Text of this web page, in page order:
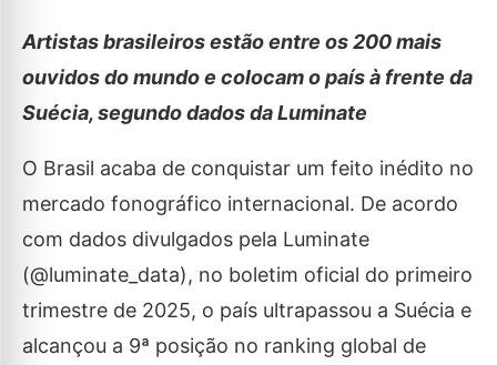
Artistas brasileiros estão entre os 200 mais
ouvidos do mundo e colocam o país à frente da
Suécia, segundo dados da Luminate
O Brasil acaba de conquistar um feito inédito no
mercado fonográfico internacional. De acordo
com dados divulgados pela Luminate
(@luminate_data), no boletim oficial do primeiro
trimestre de 2025, o país ultrapassou a Suécia e
alcançou a 9ª posição no ranking global de